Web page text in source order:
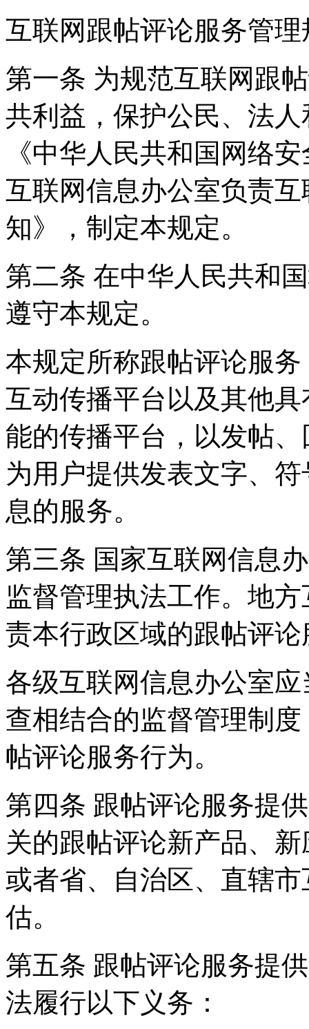
互联网跟帖评论服务管理
第一条 为规范互联网跟
共利益，保护公民、法
《中华人民共和国网络
互联网信息办公室负责
知》，制定本规定。
第二条 在中华人民共和
遵守本规定。
本规定所称跟帖评论服
互动传播平台以及其他
能的传播平台，以发帖
为用户提供发表文字、
息的服务。
第三条 国家互联网信息
监督管理执法工作。地
责本行政区域的跟帖评
各级互联网信息办公室
查相结合的监督管理制
帖评论服务行为。
第四条 跟帖评论服务提
关的跟帖评论新产品、
或者省、自治区、直辖
估。
第五条 跟帖评论服务提
法履行以下义务：